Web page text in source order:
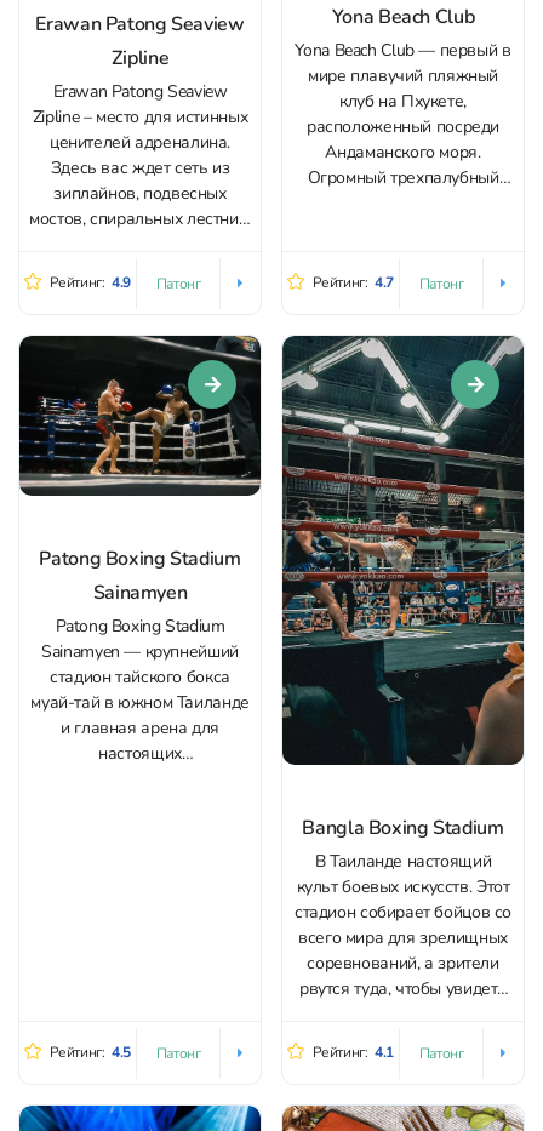
Erawan Patong Seaview
Zipline
Erawan Patong Seaview
Zipline – место для истинных
ценителей адреналина.
Здесь вас ждет сеть из
зиплайнов, подвесных
мостов, спиральных лестниц,
полюбоваться
окружающими
видами. Любители экстрима
также могут прокатиться на
квадроциклах. Приобрести
билеты со скидкой в Erawan
Patong Seaview Zipline
можно у нас...
Рейтинг: 4.9 Патонг
Yona Beach Club
Yona Beach Club — первый в
мире плавучий пляжный
клуб на Пхукете,
расположенный посреди
Андаманского моря.
Огромный трехпалубный
вечеринки в одном месте.
стильный пляжный клуб с
22-метровым инфинити-
бассейном, шезлонгами и
приватными кабанами.
Второй этаж — просторная
терраса...
Рейтинг: 4.7 Патонг
Patong Boxing Stadium
Sainamyen
Patong Boxing Stadium
Sainamyen — крупнейший
стадион тайского бокса
муай-тай в южном Таиланде
и главная арена для
настоящих
коленями и...
Рейтинг: 4.5 Патонг
Bangla Boxing Stadium
В Таиланде настоящий
культ боевых искусств. Этот
стадион собирает бойцов со
всего мира для зрелищных
соревнований, а зрители
рвутся туда, чтобы увидеть
развлечений на улице
Бангла-Роуд. Приобрести
билеты со скидкой в Bangla
Рейтинг: 4.1 Патонг